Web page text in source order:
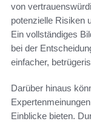
von
potenzielle Risiken
Ein vollständiges
bei der
einfacher,
Darüber hinaus
Einblicke bieten.